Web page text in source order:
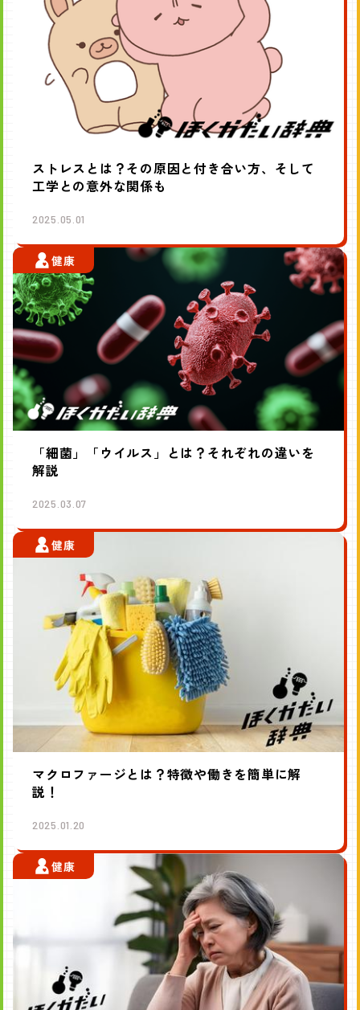
ストレスとは？その原因と付き合い方、そして
工学との意外な関係も
2025.05.01
健康
「細菌」「ウイルス」とは？それぞれの違いを
解説
2025.03.07
健康
マクロファージとは？特徴や働きを簡単に解
説！
2025.01.20
健康